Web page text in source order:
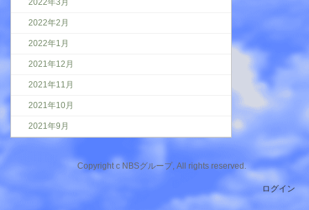
2022年3月
2022年2月
2022年1月
2021年12月
2021年11月
2021年10月
2021年9月
Copyright c NBSグループ, All rights reserved.
ログイン